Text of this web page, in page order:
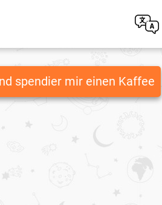
spendier mir einen Kaffee